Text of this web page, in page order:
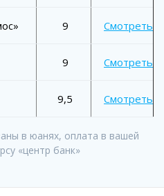
9 Смотреть
9 Смотреть
9,5 Смотреть
в юанях, оплата в вашей
«центр банк»